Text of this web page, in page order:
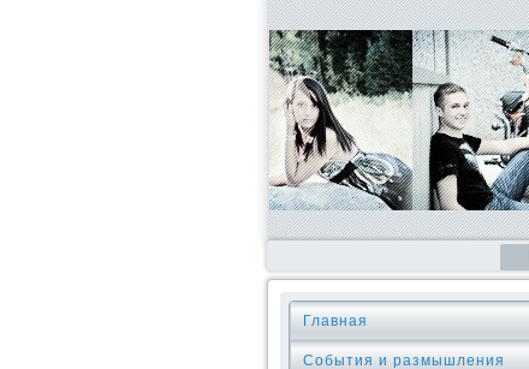
Главная
События и размышления